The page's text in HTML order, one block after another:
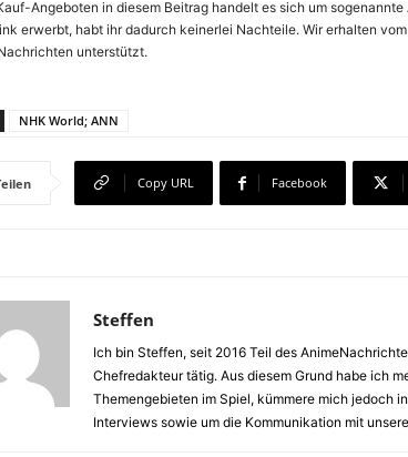
Angeboten in diesem Beitrag handelt es sich um
erwerbt, habt ihr dadurch keinerlei Nachteile. Wir erhalten
unterstützt.
NHK World; ANN
Copy URL Facebook
Steffen
Ich bin Steffen, seit 2016 Teil des
Chefredakteur tätig. Aus diesem Grund habe ich
Themengebieten im Spiel, kümmere mich jedoch
Interviews sowie um die Kommunikation mit